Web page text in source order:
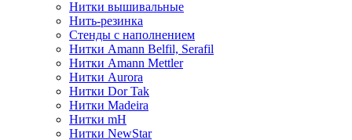
Нитки вышивальные
Нить-резинка
Стенды с наполнением
Нитки Amann Belfil, Serafil
Нитки Amann Mettler
Нитки Aurora
Нитки Dor Tak
Нитки Madeira
Нитки mH
Нитки NewStar